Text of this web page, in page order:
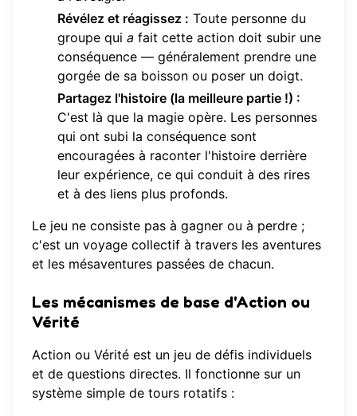
Révélez et réagissez : Toute personne du
groupe qui a fait cette action doit subir une
conséquence — généralement prendre une
gorgée de sa boisson ou poser un doigt.
Partagez l'histoire (la meilleure partie !) :
C'est là que la magie opère. Les personnes
qui ont subi la conséquence sont
encouragées à raconter l'histoire derrière
leur expérience, ce qui conduit à des rires
et à des liens plus profonds.
Le jeu ne consiste pas à gagner ou à perdre ;
c'est un voyage collectif à travers les aventures
et les mésaventures passées de chacun.
Les mécanismes de base d'Action ou
Vérité
Action ou Vérité est un jeu de défis individuels
et de questions directes. Il fonctionne sur un
système simple de tours rotatifs :